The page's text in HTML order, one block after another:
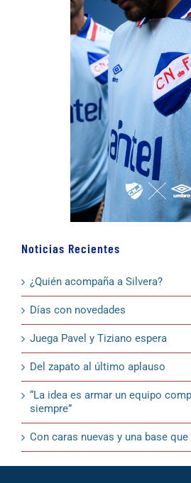
Noticias Recientes
¿Quién acompaña a Silvera?
Días con novedades
Juega Pavel y Tiziano espera
Del zapato al último aplauso
“La idea es armar un equipo
siempre”
Con caras nuevas y una base